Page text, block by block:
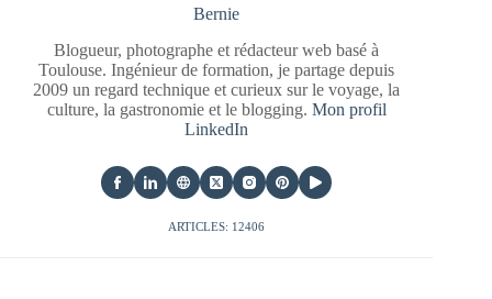
Bernie
Blogueur, photographe et rédacteur web basé à
Toulouse. Ingénieur de formation, je partage depuis
2009 un regard technique et curieux sur le voyage, la
culture, la gastronomie et le blogging. Mon profil
LinkedIn
ARTICLES: 12406